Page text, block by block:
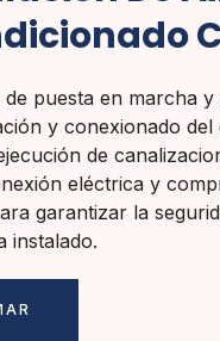
de puesta en marcha
y conexionado del
de
eléctrica y
garantizar la
instalado.